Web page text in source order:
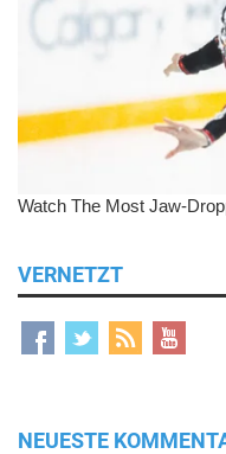
VERNETZT
NEUESTE